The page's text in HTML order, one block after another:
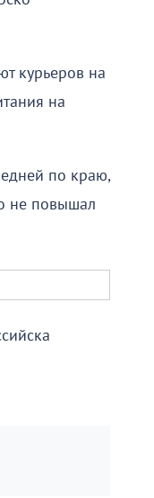
курьеров на
на
по краю,
не повышал